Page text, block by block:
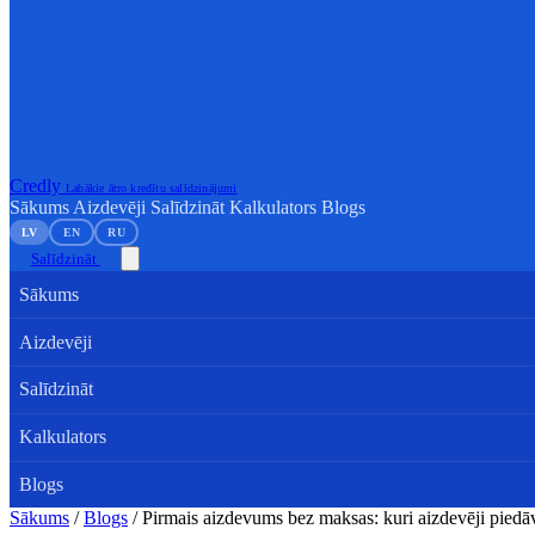
Credly Labākie ātro kredītu salīdzinājumi
Sākums Aizdevēji Salīdzināt Kalkulators Blogs
LV EN RU
Salīdzināt
Sākums
Aizdevēji
Salīdzināt
Kalkulators
Blogs
Sākums / Blogs / Pirmais aizdevums bez maksas: kuri aizdevēji